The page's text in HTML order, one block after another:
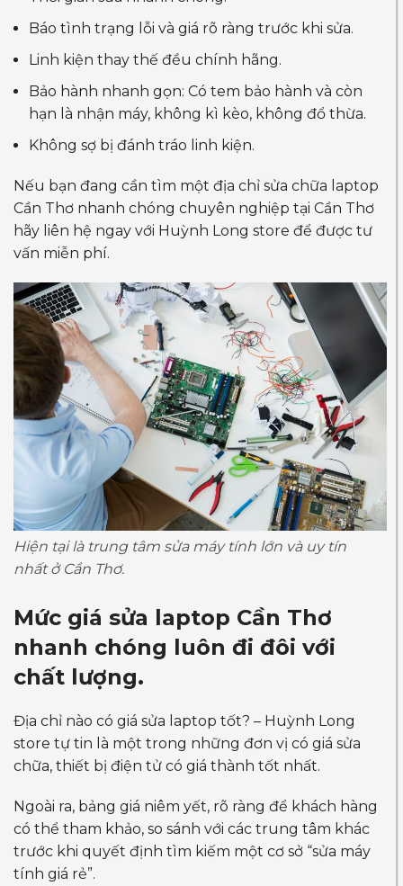
Báo tình trạng lỗi và giá rõ ràng trước khi sửa.
Linh kiện thay thế đều chính hãng.
Bảo hành nhanh gọn: Có tem bảo hành và còn
hạn là nhận máy, không kì kèo, không đổ thừa.
Không sợ bị đánh tráo linh kiện.
Nếu bạn đang cần tìm một địa chỉ sửa chữa laptop
Cần Thơ nhanh chóng chuyên nghiệp tại Cần Thơ
hãy liên hệ ngay với Huỳnh Long store để được tư
vấn miễn phí.
Hiện tại là trung tâm sửa máy tính lớn và uy tín
nhất ở Cần Thơ.
Mức giá sửa laptop Cần Thơ
nhanh chóng luôn đi đôi với
chất lượng.
Địa chỉ nào có giá sửa laptop tốt? – Huỳnh Long
store tự tin là một trong những đơn vị có giá sửa
chữa, thiết bị điện tử có giá thành tốt nhất.
Ngoài ra, bảng giá niêm yết, rõ ràng để khách hàng
có thể tham khảo, so sánh với các trung tâm khác
trước khi quyết định tìm kiếm một cơ sở “sửa máy
tính giá rẻ”.